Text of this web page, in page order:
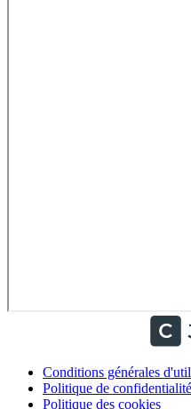
Conditions générales
Politique de confidentialité
Politique des cookies